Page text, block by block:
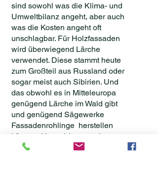
sind sowohl was die Klima- und
Umweltbilanz angeht, aber auch
was die Kosten angeht oft
unschlagbar. Für Holzfassaden
wird überwiegend Lärche
verwendet. Diese stammt heute
zum Großteil aus Russland oder
sogar meist auch Sibirien. Und
das obwohl es in Mitteleuropa
genügend Lärche im Wald gibt
und genügend Sägewerke
Fassadenrohlinge herstellen
können. Heute bieten zudem
thermisch behandelte heimische